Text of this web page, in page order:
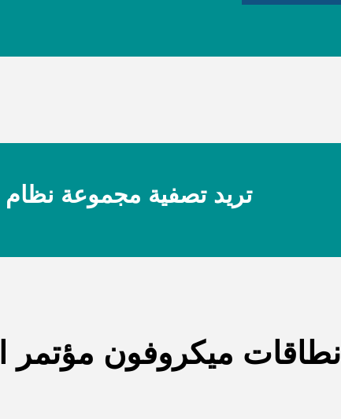
تريد تصفية مجموعة نظام
نطاقات ميكروفون مؤتمر